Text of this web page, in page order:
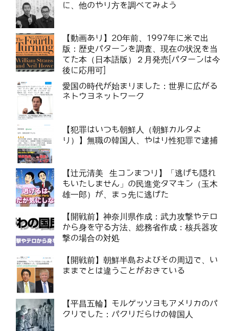
に、他のやり方を調べてみよう
【動画あり】20年前、1997年に米で出
版：歴史パターンを調査、現在の状況を当
てた本（日本語版）２月発売[パターンは今
後に応用可]
愛国の時代が始まりました：世界に広がる
ネトウヨネットワーク
【犯罪はいつも朝鮮人（朝鮮カルタよ
り）】無職の韓国人、やはり性犯罪で逮捕
【辻元清美 生コンまつり】「逃げも隠れ
もいたしません」の民進党タマキン（玉木
雄一郎）が、まっ先に逃げた
【開戦前】神奈川県作成：武力攻撃やテロ
から身を守る方法、総務省作成：核兵器攻
撃の場合の対処
【開戦前】朝鮮半島およびその周辺で、い
ままでとは違うことがおきている
【平昌五輪】モルゲッソヨもアメリカのパ
クリでした：パクリだらけの韓国人